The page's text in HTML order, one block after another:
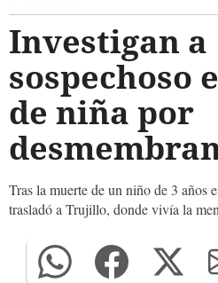
Investigan a
sospechoso
de niña por
Tras la muerte de un niño de 3 años
trasladó a Trujillo, donde vivía la